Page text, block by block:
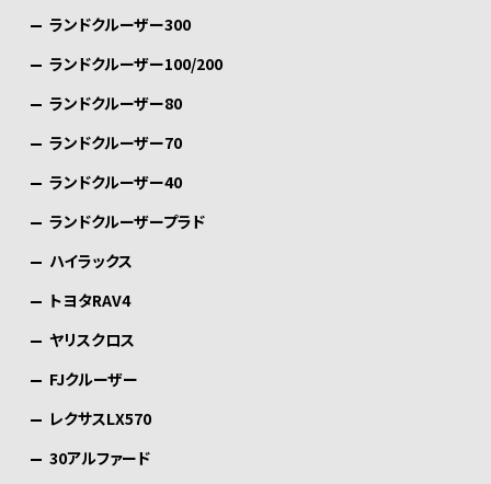
ランドクルーザー300
ランドクルーザー100/200
ランドクルーザー80
ランドクルーザー70
ランドクルーザー40
ランドクルーザープラド
ハイラックス
トヨタRAV4
ヤリスクロス
FJクルーザー
レクサスLX570
30アルファード